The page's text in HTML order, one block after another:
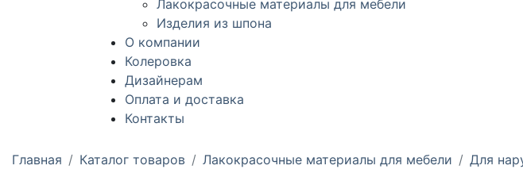
Лакокрасочные материалы для мебели
Изделия из шпона
О компании
Колеровка
Дизайнерам
Оплата и доставка
Контакты
Главная Каталог товаров Лакокрасочные материалы для мебели Для